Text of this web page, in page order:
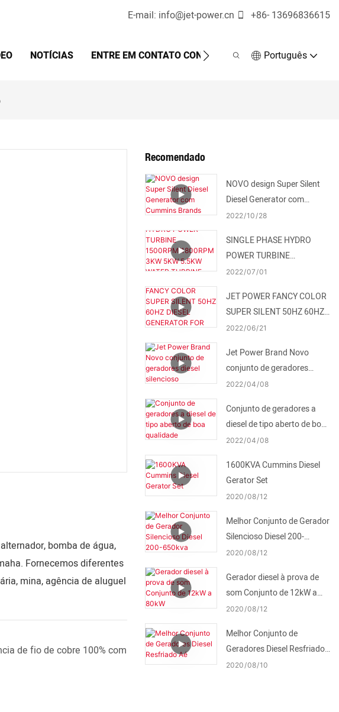
E-mail: info@jet-power.cn +86- 13696836615
NOTÍCIAS ENTRE EM CONTATO CONOSCO Português
bomba de água,
Fornecemos diferentes
mina, agência de aluguel
de fio de cobre 100% com
Recomendado
NOVO design Super Silent
Diesel Generator com
Cummins Brands
2022 10 28
SINGLE PHASE HYDRO
POWER TURBINE
1500RPM/1800RPM 3KW
TURBINE FOR SALE
2022 07 01
JET POWER FANCY COLOR
SUPER SILENT 50HZ 60HZ
DIESEL GENERATOR FOR
2022 06 21
Jet Power Brand Novo
conjunto de geradores
diesel silencioso
2022 04 08
Conjunto de geradores a
diesel de tipo aberto de boa
qualidade
2022 04 08
1600KVA Cummins Diesel
Gerator Set
2020 08 12
Melhor Conjunto de Gerador
Silencioso Diesel 200-
650kva
2020 08 12
Gerador diesel à prova de
som Conjunto de 12kW a
80kW
2020 08 12
Melhor Conjunto de
Geradores Diesel Resfriado
Aé
2020 08 10